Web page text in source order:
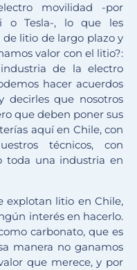
movilidad -por
o Tesla-, lo que les
litio de largo plazo y
valor con el litio?:
de la electro
hacer acuerdos
decirles que nosotros
que deben poner sus
aquí en Chile, con
técnicos, con
toda una industria en
explotan litio en Chile,
interés en hacerlo.
carbonato, que es
manera no ganamos
que merece, y por